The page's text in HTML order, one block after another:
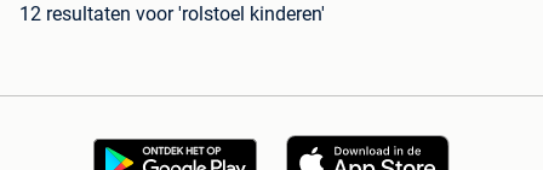
12 resultaten voor 'rolstoel kinderen'